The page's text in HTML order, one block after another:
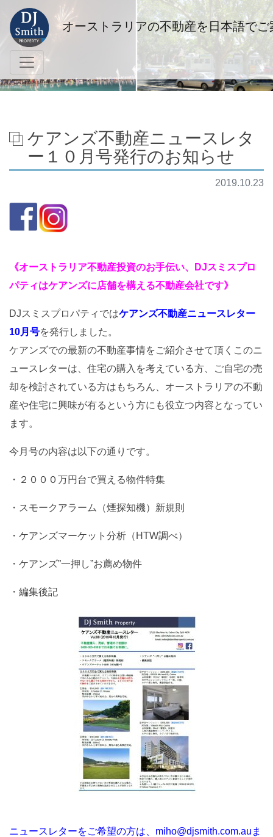
オーストラリアの不動産を日本語でご
ケアンズ不動産ニュースレタ
ー１０月号発行のお知らせ
2019.10.23
《オーストラリア不動産投資のお手伝い、DJスミスプロ
パティはケアンズに店舗を構える不動産会社です》
DJスミスプロパティではケアンズ不動産ニュースレター
10月号を発行しました。
ケアンズでの最新の不動産事情をご紹介させて頂くこのニ
ュースレターは、住宅の購入を考えている方、ご自宅の売
却を検討されている方はもちろん、オーストラリアの不動
産や住宅に興味が有るという方にも役立つ内容となってい
ます。
今月号の内容は以下の通りです。
・２０００万円台で買える物件特集
・スモークアラーム（煙探知機）新規則
・ケアンズマーケット分析（HTW調べ）
・ケアンズ”一押し”お薦め物件
・編集後記
ニュースレターをご希望の方は、miho@djsmith.com.auま